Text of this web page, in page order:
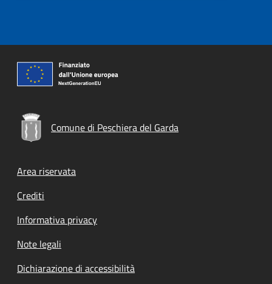
Comune di Peschiera del Garda
Footer menu
Area riservata
Crediti
Informativa privacy
Note legali
Dichiarazione di accessibilità